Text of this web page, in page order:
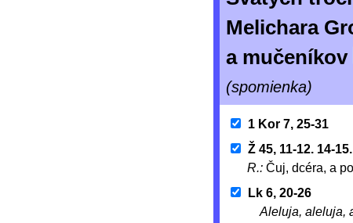
Melichara
a mučeníkov
(spomienka)
1 Kor 7, 25-31
Ž 45, 11-12. 14-
R.: Čuj, dcéra, a
Lk 6, 20-26
Aleluja, aleluja,